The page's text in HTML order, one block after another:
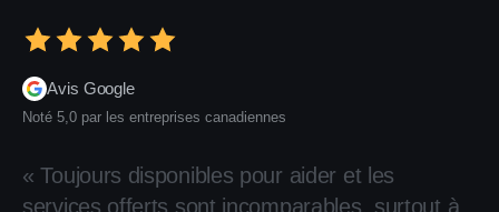
Avis Google
Noté 5,0 par les entreprises canadiennes
« Toujours disponibles pour aider et les
services offerts sont incomparables, surtout à